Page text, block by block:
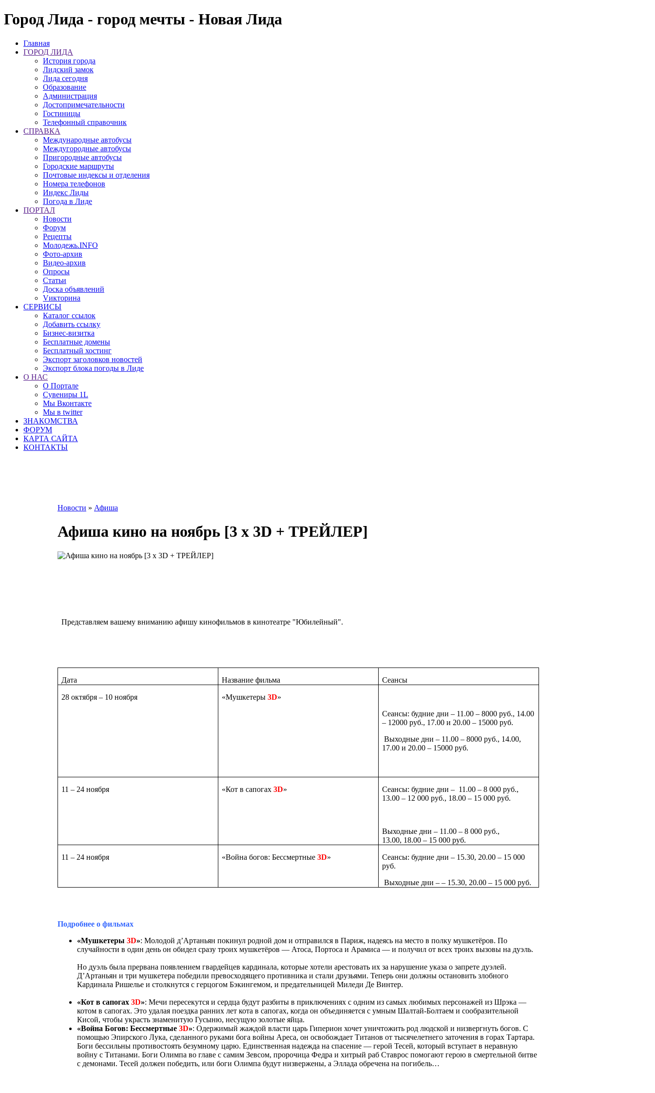
Город Лида - город мечты - Новая Лида
Главная
ГОРОД ЛИДА
История города
Лидский замок
Лида сегодня
Образование
Администрация
Достопримечательности
Гостиницы
Телефонный справочник
СПРАВКА
Международные автобусы
Междугородные автобусы
Пригородные автобусы
Городские маршруты
Почтовые индексы и отделения
Номера телефонов
Индекс Лиды
Погода в Лиде
ПОРТАЛ
Новости
Форум
Рецепты
Молодежь.INFO
Фото-архив
Видео-архив
Опросы
Статьи
Доска объявлений
Vикторина
СЕРВИСЫ
Каталог ссылок
Добавить ссылку
Бизнес-визитка
Бесплатные домены
Бесплатный хостинг
Экспорт заголовков новостей
Экспорт блока погоды в Лиде
О НАС
О Портале
Сувениры 1L
Мы Вконтакте
Мы в twitter
ЗНАКОМСТВА
ФОРУМ
КАРТА САЙТА
КОНТАКТЫ
Новости » Афиша
Афиша кино на ноябрь [3 x 3D + ТРЕЙЛЕР]
Представляем вашему вниманию афишу кинофильмов в кинотеатре "Юбилейный".
Дата Название фильма Сеансы
28октября– 10 ноября «Мушкетеры 3D»
Сеансы: будние дни– 11.00 – 8000 руб., 14.00
– 12000 руб., 17.00 и 20.00 – 15000 руб.
Выходные дни – 11.00 – 8000 руб., 14.00,
17.00 и 20.00 – 15000 руб.
11 – 24 ноября «Кот в сапогах 3D» Сеансы: будние дни– 11.00 – 8 000руб.,
13.00– 12 000руб., 18.00– 15 000 руб.
Выходные дни – 11.00 – 8 000руб.,
13.00, 18.00– 15 000 руб.
11 – 24 ноября «Война богов: Бессмертные 3D» Сеансы: будние дни– 15.30, 20.00 – 15 000
руб.
Выходные дни – – 15.30, 20.00 – 15 000 руб.
Подробнее о фильмах
«Мушкетеры 3D»: Молодой д’Артаньян покинул родной дом и отправился в Париж, надеясь на место в полку мушкетёров. По
случайности в один день он обидел сразу троих мушкетёров — Атоса, Портоса и Арамиса — и получил от всех троих вызовы на дуэль.
Но дуэль была прервана появлением гвардейцев кардинала, которые хотели арестовать их за нарушение указа о запрете дуэлей.
Д’Артаньян и три мушкетера победили превосходящего противника и стали друзьями. Теперь они должны остановить злобного
Кардинала Ришелье и столкнутся с герцогом Бэкингемом, и предательницей Миледи Де Винтер.
«Кот в сапогах 3D»: Мечи пересекутся и сердца будут разбиты в приключениях с одним из самых любимых персонажей из Шрэка —
котом в сапогах. Это удалая поездка ранних лет кота в сапогах, когда он объединяется с умным Шалтай-Болтаем и сообразительной
Кисой, чтобы украсть знаменитую Гусыню, несущую золотые яйца.
«Война Богов: Бессмертные 3D»: Одержимый жаждой власти царь Гиперион хочет уничтожить род людской и низвергнуть богов. С
помощью Эпирского Лука, сделанного руками бога войны Ареса, он освобождает Титанов от тысячелетнего заточения в горах Тартара.
Боги бессильны противостоять безумному царю. Единственная надежда на спасение — герой Тесей, который вступает в неравную
войну с Титанами. Боги Олимпа во главе с самим Зевсом, пророчица Федра и хитрый раб Ставрос помогают герою в смертельной битве
с демонами. Тесей должен победить, или боги Олимпа будут низвержены, а Эллада обречена на погибель…